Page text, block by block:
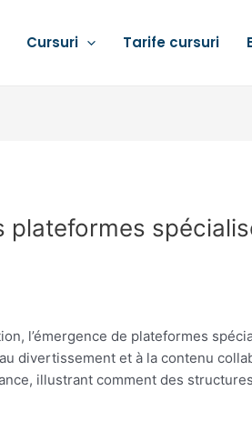
Cursuri Tarife cursuri
plateformes
l’émergence de plateformes
divertissement et à la contenu
illustrant comment des